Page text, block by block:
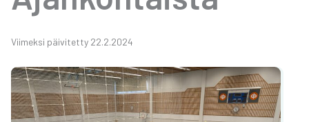
Vii­mek­si päi­vi­tet­ty 22.2.2024